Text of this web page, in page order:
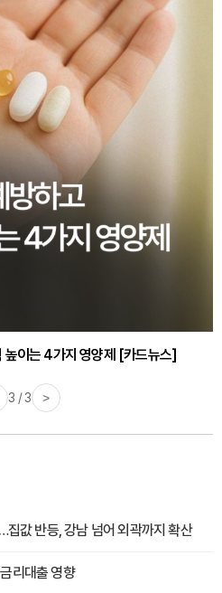
높이는 4가지 영양제 [카드뉴스]
3 / 3 >
값 반등, 강남 넘어 외곽까지 확산
리대출 영향